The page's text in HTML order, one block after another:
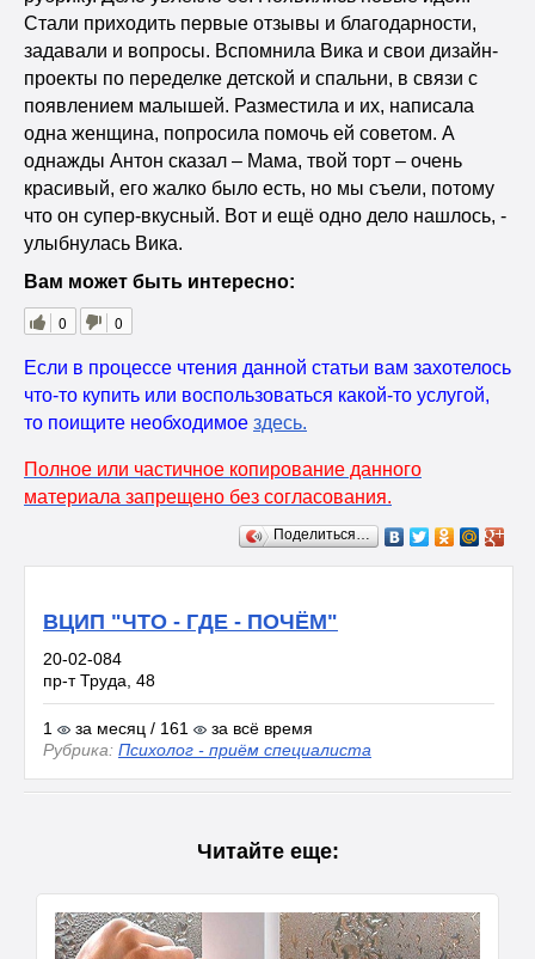
Стали приходить первые отзывы и благодарности,
задавали и вопросы. Вспомнила Вика и свои дизайн-
проекты по переделке детской и спальни, в связи с
появлением малышей. Разместила и их, написала
одна женщина, попросила помочь ей советом. А
однажды Антон сказал – Мама, твой торт – очень
красивый, его жалко было есть, но мы съели, потому
что он супер-вкусный. Вот и ещё одно дело нашлось, -
улыбнулась Вика.
Вам может быть интересно:
0
0
Если в процессе чтения данной статьи вам захотелось
что-то купить или воспользоваться какой-то услугой,
то поищите необходимое здесь.
Полное или частичное копирование данного
материала запрещено без согласования.
Поделиться…
ВЦИП "ЧТО - ГДЕ - ПОЧЁМ"
20-02-084
пр-т Труда, 48
1 за месяц / 161
за всё время
Рубрика: Психолог - приём специалиста
Читайте еще: